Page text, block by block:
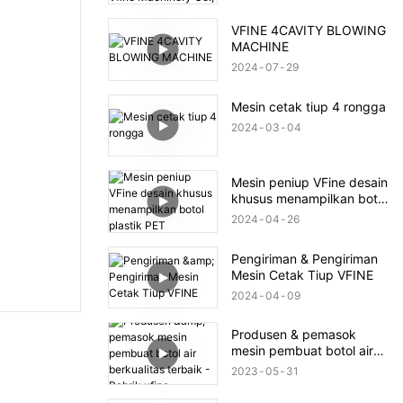
VFINE 4CAVITY BLOWING
MACHINE
2024 07 29
Mesin cetak tiup 4 rongga
2024 03 04
Mesin peniup VFine desain
khusus menampilkan botol
plastik PET
2024 04 26
Pengiriman & Pengiriman
Mesin Cetak Tiup VFINE
2024 04 09
Produsen & pemasok
mesin pembuat botol air
berkualitas terbaik -
2023 05 31